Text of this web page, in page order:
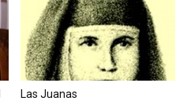
Las Juanas